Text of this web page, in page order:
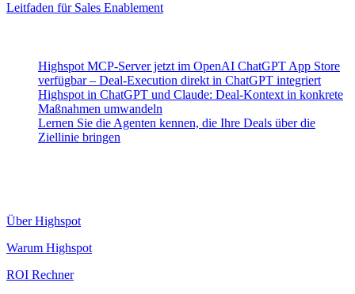
Leitfaden für Sales Enablement
Highspot MCP-Server jetzt im OpenAI ChatGPT App Store
verfügbar – Deal-Execution direkt in ChatGPT integriert
Highspot in ChatGPT und Claude: Deal-Kontext in konkrete
Maßnahmen umwandeln
Lernen Sie die Agenten kennen, die Ihre Deals über die
Ziellinie bringen
Über Highspot
Warum Highspot
ROI Rechner